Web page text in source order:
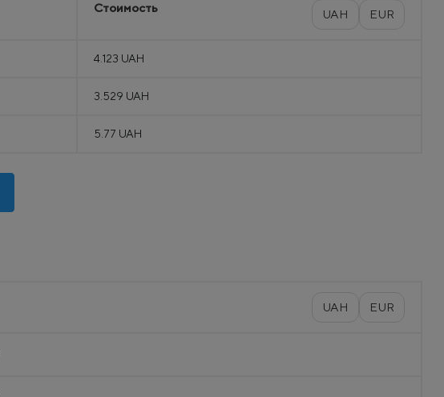
Стоимость UAH EUR
4.123 UAH
3.529 UAH
5.77 UAH
UAH EUR